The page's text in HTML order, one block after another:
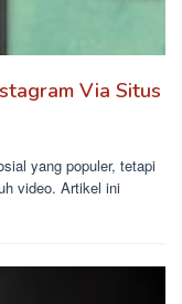
Via Situs
yang populer, tetapi
video. Artikel ini